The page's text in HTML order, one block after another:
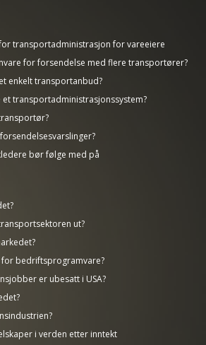
transportadministrasjon for vareeiere
for forsendelse med flere transportører?
enkelt transportanbud?
transportadministrasjonssystem?
bør følge med på
ut?
bedriftsprogramvare?
er ubesatt i USA?
i verden etter inntekt